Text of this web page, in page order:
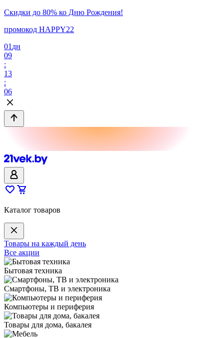
Скидки до 80% ко Дню Рождения!
промокод HAPPY22
01 дн
09
:
13
:
06
Каталог товаров
Товары на каждый день
Все акции
Бытовая техника
Смартфоны, ТВ и электроника
Компьютеры и периферия
Товары для дома, бакалея